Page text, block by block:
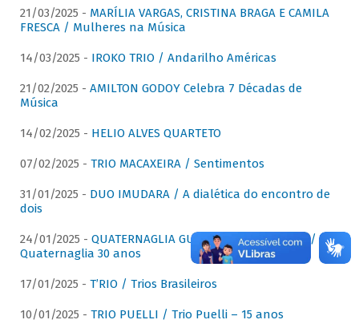
21/03/2025 - MARÍLIA VARGAS, CRISTINA BRAGA E CAMILA
FRESCA / Mulheres na Música
14/03/2025 - IROKO TRIO / Andarilho Américas
21/02/2025 - AMILTON GODOY Celebra 7 Décadas de
Música
14/02/2025 - HELIO ALVES QUARTETO
07/02/2025 - TRIO MACAXEIRA / Sentimentos
31/01/2025 - DUO IMUDARA / A dialética do encontro de
dois
24/01/2025 - QUATERNAGLIA GUITAR QUARTET (QGQ) /
Quaternaglia 30 anos
17/01/2025 - T’RIO / Trios Brasileiros
10/01/2025 - TRIO PUELLI / Trio Puelli – 15 anos